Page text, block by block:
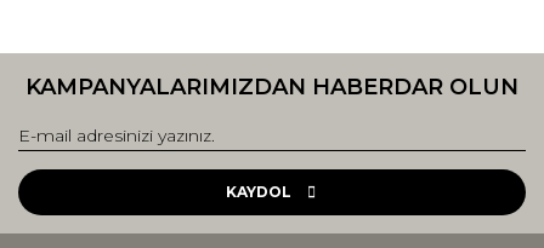
konularda yetersiz gördüğünüz noktaları öneri formunu
Görüş ve önerileriniz için teşekkür ederiz.
Ürün resmi kalitesiz, bozuk veya görüntülenemiyor.
Ürün açıklamasında eksik bilgiler bulunuyor.
KAMPANYALARIMIZDAN HABERDAR OLUN
KAYDOL